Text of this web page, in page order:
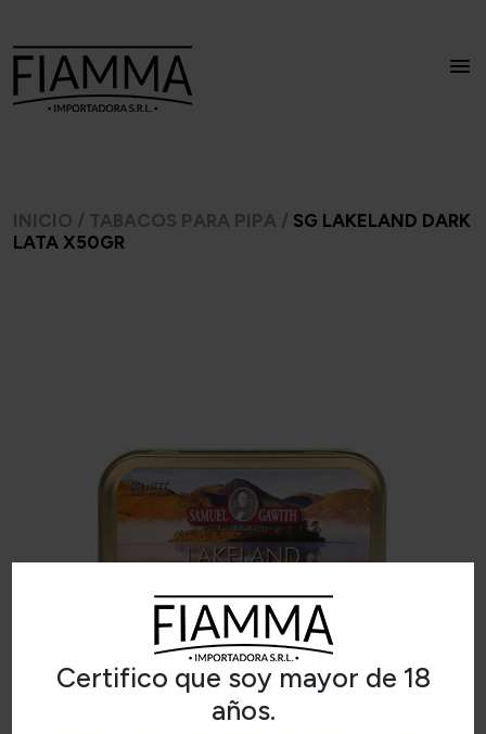
Certifico que soy mayor de 18
años.
INICIO / TABACOS PARA PIPA / SG LAKELAND DARK
LATA X50GR